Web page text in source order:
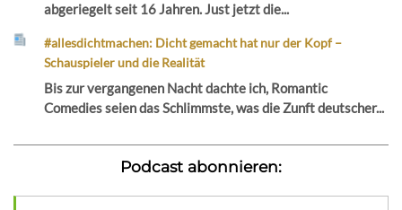
abgeriegelt seit 16 Jahren. Just jetzt die...
#allesdichtmachen: Dicht gemacht hat nur der Kopf –
Schauspieler und die Realität
Bis zur vergangenen Nacht dachte ich, Romantic
Comedies seien das Schlimmste, was die Zunft deutscher...
Podcast abonnieren: